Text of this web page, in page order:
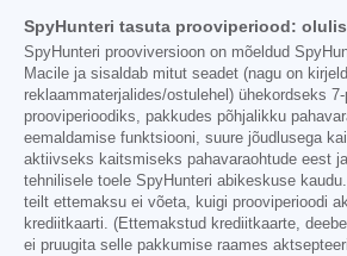
SpyHunteri tasuta prooviperiood:
SpyHunteri prooviversioon on mõeldud
Macile ja sisaldab mitut seadet (nagu on
reklaammaterjalides/ostulehel) ühekordseks
prooviperioodiks, pakkudes põhjalikku
eemaldamise funktsiooni, suure jõudlusega
aktiivseks kaitsmiseks pahavaraohtude eest
tehnilisele toele SpyHunteri abikeskuse
teilt ettemaksu ei võeta, kuigi prooviperioodi
krediitkaarti. (Ettemakstud krediitkaarte,
ei pruugita selle pakkumise raames